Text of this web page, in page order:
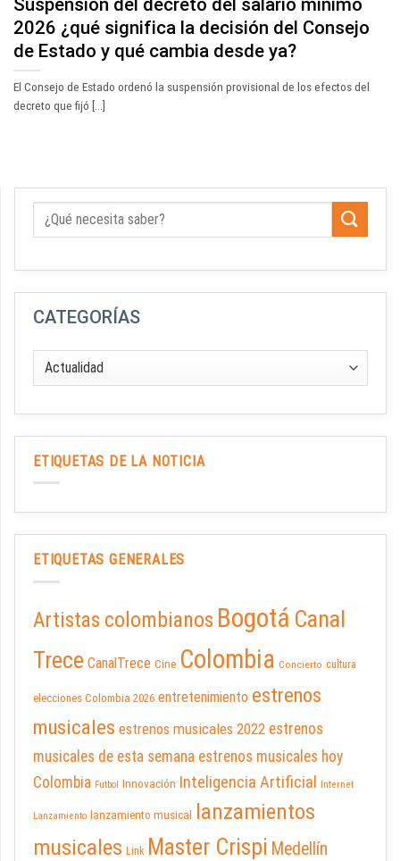
2026 ¿qué significa la decisión del Consejo
de Estado y qué cambia desde ya?
El Consejo de Estado ordenó la suspensión provisional de los efectos del
decreto que fijó [...]
CATEGORÍAS
ETIQUETAS DE LA NOTICIA
ETIQUETAS GENERALES
Artistas colombianos Bogotá Canal
Trece CanalTrece Cine Colombia Concierto cultura
elecciones Colombia 2026 entretenimiento estrenos
musicales estrenos musicales 2022 estrenos
musicales de esta semana estrenos musicales hoy
Colombia Futbol Innovación Inteligencia Artificial Internet
Lanzamiento lanzamiento musical
lanzamientos
musicales Link Master Crispi Medellín